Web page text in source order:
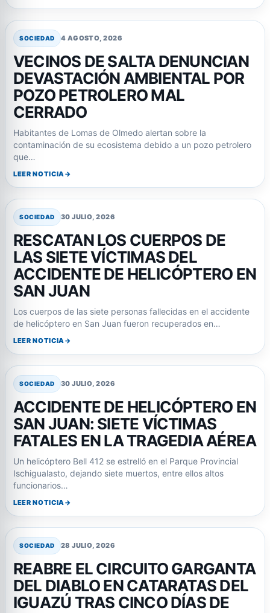
SOCIEDAD 4 AGOSTO, 2026
VECINOS DE SALTA DENUNCIAN
DEVASTACIÓN AMBIENTAL POR
POZO PETROLERO MAL
CERRADO
Habitantes de Lomas de Olmedo alertan sobre la
contaminación de su ecosistema debido a un pozo petrolero
que…
LEER NOTICIA
SOCIEDAD 30 JULIO, 2026
RESCATAN LOS CUERPOS DE
LAS SIETE VÍCTIMAS DEL
ACCIDENTE DE HELICÓPTERO EN
SAN JUAN
Los cuerpos de las siete personas fallecidas en el accidente
de helicóptero en San Juan fueron recuperados en…
LEER NOTICIA
SOCIEDAD 30 JULIO, 2026
ACCIDENTE DE HELICÓPTERO EN
SAN JUAN: SIETE VÍCTIMAS
FATALES EN LA TRAGEDIA AÉREA
Un helicóptero Bell 412 se estrelló en el Parque Provincial
Ischigualasto, dejando siete muertos, entre ellos altos
funcionarios…
LEER NOTICIA
SOCIEDAD 28 JULIO, 2026
REABRE EL CIRCUITO GARGANTA
DEL DIABLO EN CATARATAS DEL
IGUAZÚ TRAS CINCO DÍAS DE